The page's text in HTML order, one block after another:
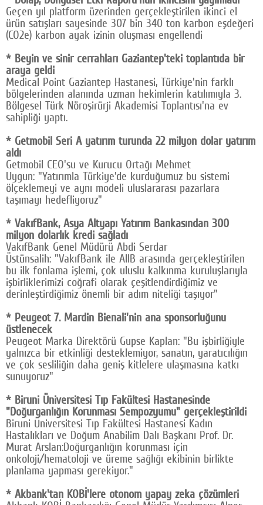
Geçen yıl platform üzerinden gerçekleştirilen ikinci el
ürün satışları sayesinde 307 bin 340 ton karbon eşdeğeri
(CO2e) karbon ayak izinin oluşması engellendi
* Beyin ve sinir cerrahları Gaziantep'teki toplantıda bir
araya geldi
Medical Point Gaziantep Hastanesi, Türkiye'nin farklı
bölgelerinden alanında uzman hekimlerin katılımıyla 3.
Bölgesel Türk Nöroşirürji Akademisi Toplantısı'na ev
sahipliği yaptı.
* Getmobil Seri A yatırım turunda 22 milyon dolar yatırım
aldı
Getmobil CEO'su ve Kurucu Ortağı Mehmet
Uygun: "Yatırımla Türkiye'de kurduğumuz bu sistemi
ölçeklemeyi ve aynı modeli uluslararası pazarlara
taşımayı hedefliyoruz"
* VakıfBank, Asya Altyapı Yatırım Bankasından 300
milyon dolarlık kredi sağladı
VakıfBank Genel Müdürü Abdi Serdar
Üstünsalih: "VakıfBank ile AIIB arasında gerçekleştirilen
bu ilk fonlama işlemi, çok uluslu kalkınma kuruluşlarıyla
işbirliklerimizi coğrafi olarak çeşitlendirdiğimiz ve
derinleştirdiğimiz önemli bir adım niteliği taşıyor"
* Peugeot 7. Mardin Bienali'nin ana sponsorluğunu
üstlenecek
Peugeot Marka Direktörü Gupse Kaplan: "Bu işbirliğiyle
yalnızca bir etkinliği desteklemiyor, sanatın, yaratıcılığın
ve çok sesliliğin daha geniş kitlelere ulaşmasına katkı
sunuyoruz"
* Biruni Üniversitesi Tıp Fakültesi Hastanesinde
"Doğurganlığın Korunması Sempozyumu" gerçekleştirildi
Biruni Üniversitesi Tıp Fakültesi Hastanesi Kadın
Hastalıkları ve Doğum Anabilim Dalı Başkanı Prof. Dr.
Murat Arslan:Doğurganlığın korunması için
onkoloji/hematoloji ve üreme sağlığı ekibinin birlikte
planlama yapması gerekiyor."
* Akbank'tan KOBİ'lere otonom yapay zeka çözümleri